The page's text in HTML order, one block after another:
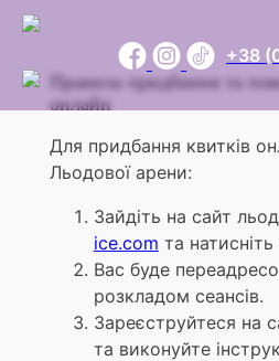
+38
Правила придбання та
онлайн
Для придбання квитків
Льодової арени:
Зайдіть на сайт
ice.com та
Вас буде
розкладом сеансів.
Зареєструйтеся на
та виконуйте